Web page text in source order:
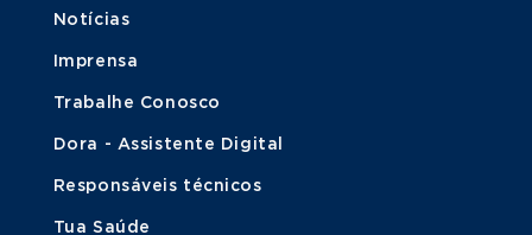
Notícias
Imprensa
Trabalhe Conosco
Dora - Assistente Digital
Responsáveis técnicos
Tua Saúde